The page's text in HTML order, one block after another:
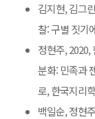
김지현, 김그
찰: 구별 짓기
정현주,
분화: 민족과
로, 한국지리
백일순, 정현